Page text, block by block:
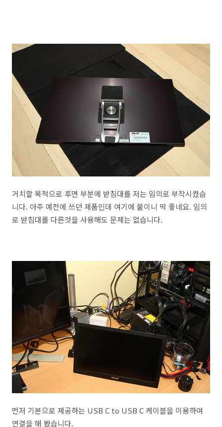
거치할 목적으로 후면 부분에 받침대를 저는 임의로 부착시켰습
니다. 아주 예전에 쓰던 제품인데 여기에 붙이니 딱 좋네요. 임의
로 받침대를 다른것을 사용해도 문제는 없습니다.
먼저 기본으로 제공하는 USB C to USB C 케이블을 이용하여
연결을 해 봤습니다.